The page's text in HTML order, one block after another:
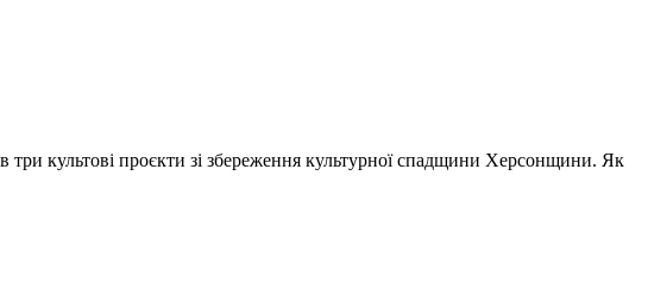
культові проєкти зі збереження культурної спадщини Херсонщини. Як